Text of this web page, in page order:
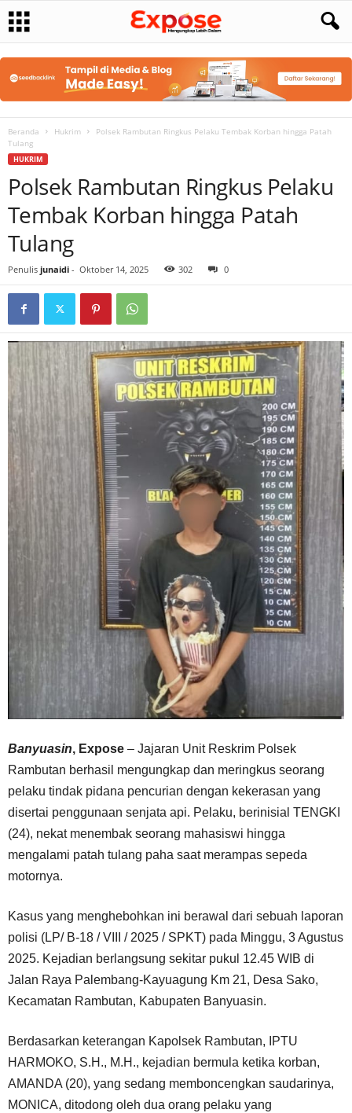
Beranda Hukrim
Polsek Rambutan Ringkus Pelaku Tembak Korban hingga Patah
Tulang
HUKRIM
Polsek Rambutan Ringkus Pelaku
Tembak Korban hingga Patah
Tulang
Penulis junaidi - Oktober 14, 2025 302 0
Banyuasin, Expose – Jajaran Unit Reskrim Polsek
Rambutan berhasil mengungkap dan meringkus seorang
pelaku tindak pidana pencurian dengan kekerasan yang
disertai penggunaan senjata api. Pelaku, berinisial TENGKI
(24), nekat menembak seorang mahasiswi hingga
mengalami patah tulang paha saat merampas sepeda
motornya.
Kasus yang menghebohkan ini berawal dari sebuah laporan
polisi (LP/ B-18 / VIII / 2025 / SPKT) pada Minggu, 3 Agustus
2025. Kejadian berlangsung sekitar pukul 12.45 WIB di
Jalan Raya Palembang-Kayuagung Km 21, Desa Sako,
Kecamatan Rambutan, Kabupaten Banyuasin.
Berdasarkan keterangan Kapolsek Rambutan, IPTU
HARMOKO, S.H., M.H., kejadian bermula ketika korban,
AMANDA (20), yang sedang memboncengkan saudarinya,
MONICA, ditodong oleh dua orang pelaku yang